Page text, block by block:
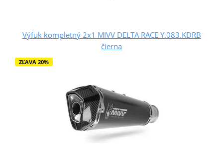
Výfuk kompletný 2x1 MIVV DELTA RACE Y.083.KDRB
čierna
ZĽAVA 20%